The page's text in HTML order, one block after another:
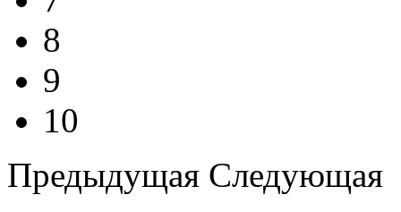
8
9
10
Предыдущая Следующая